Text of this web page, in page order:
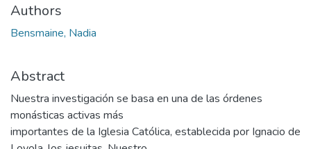
Authors
Bensmaine, Nadia
Abstract
Nuestra investigación se basa en una de las órdenes
monásticas activas más
importantes de la Iglesia Católica, establecida por Ignacio de